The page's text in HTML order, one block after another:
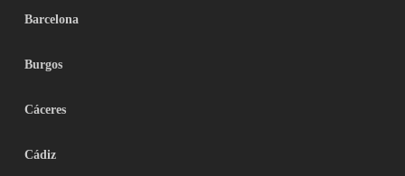
Barcelona
Burgos
Cáceres
Cádiz